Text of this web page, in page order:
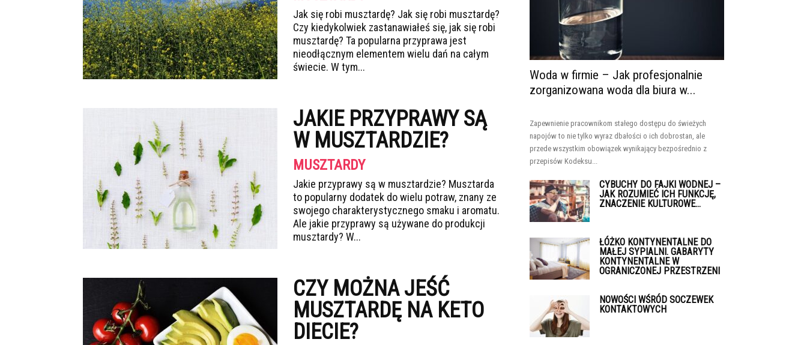
Jak się robi musztardę? Jak się robi musztardę?
Czy kiedykolwiek zastanawiałeś się, jak się robi
musztardę? Ta popularna przyprawa jest
nieodłącznym elementem wielu dań na całym
świecie. W tym...
JAKIE PRZYPRAWY SĄ
W MUSZTARDZIE?
MUSZTARDY
Jakie przyprawy są w musztardzie? Musztarda
to popularny dodatek do wielu potraw, znany ze
swojego charakterystycznego smaku i aromatu.
Ale jakie przyprawy są używane do produkcji
musztardy? W...
CZY MOŻNA JEŚĆ
MUSZTARDĘ NA KETO
DIECIE?
Woda w firmie – Jak profesjonalnie
zorganizowana woda dla biura w...
Zapewnienie pracownikom stałego dostępu do świeżych
napojów to nie tylko wyraz dbałości o ich dobrostan, ale
przede wszystkim obowiązek wynikający bezpośrednio z
przepisów Kodeksu...
CYBUCHY DO FAJKI WODNEJ –
JAK ROZUMIEĆ ICH FUNKCJĘ,
ZNACZENIE KULTUROWE...
ŁÓŻKO KONTYNENTALNE DO
MAŁEJ SYPIALNI. GABARYTY
KONTYNENTALNE W
OGRANICZONEJ PRZESTRZENI
NOWOŚCI WŚRÓD SOCZEWEK
KONTAKTOWYCH